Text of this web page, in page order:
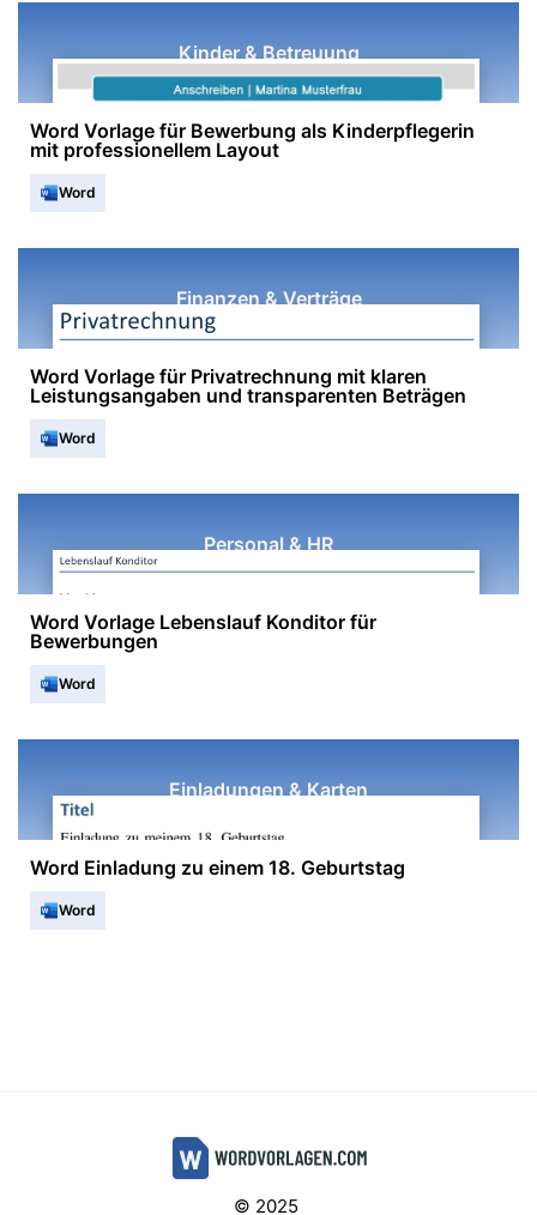
Kinder & Betreuung
Word Vorlage für Bewerbung als Kinderpflegerin
mit professionellem Layout
Word
Finanzen & Verträge
Word Vorlage für Privatrechnung mit klaren
Leistungsangaben und transparenten Beträgen
Word
Personal & HR
Word Vorlage Lebenslauf Konditor für
Bewerbungen
Word
Einladungen & Karten
Word Einladung zu einem 18. Geburtstag
Word
© 2025